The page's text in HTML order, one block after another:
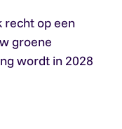
recht op een
groene
wordt in 2028